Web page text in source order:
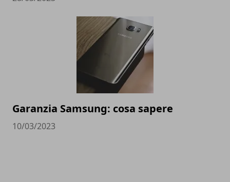
Garanzia Samsung: cosa sapere
10/03/2023